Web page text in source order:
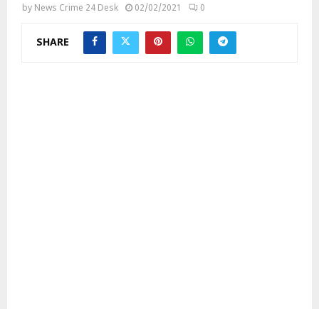
by News Crime 24 Desk 02/02/2021 0
SHARE